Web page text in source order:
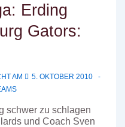
Erding
Gators:
AM
5. OKTOBER 2010
schwer zu schlagen
und Coach Sven